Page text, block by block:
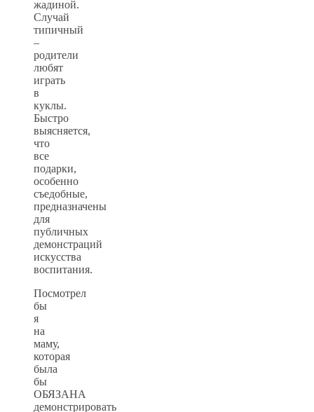
жадиной.
Случай
типичный
–
родители
любят
играть
в
куклы.
Быстро
выясняется,
что
все
подарки,
особенно
съедобные,
предназначены
для
публичных
демонстраций
искусства
воспитания.
Посмотрел
бы
я
на
маму,
которая
была
бы
ОБЯЗАНА
демонстрировать